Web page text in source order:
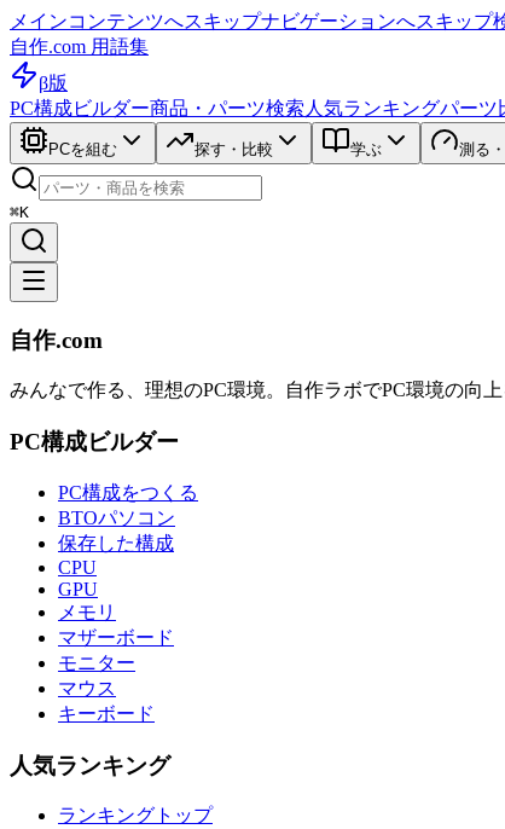
メインコンテンツへスキップナビゲーションへスキップ
自作.com 用語集
β版
PC構成ビルダー商品・パーツ検索 人気ランキングパーツ
PCを組む 探す・比較 学ぶ 測る
⌘K
自作.com
みんなで作る、理想のPC環境。 自作ラボでPC環境の向
PC構成ビルダー
PC構成をつくる
BTOパソコン
保存した構成
CPU
GPU
メモリ
マザーボード
モニター
マウス
キーボード
人気ランキング
ランキングトップ